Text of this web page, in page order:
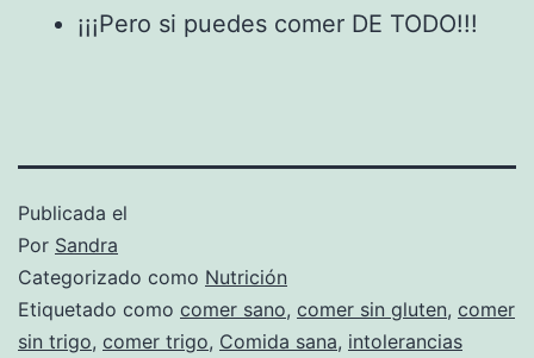
¡¡¡Pero si puedes comer DE TODO!!!
Publicada el
Por Sandra
Categorizado como Nutrición
Etiquetado como comer sano, comer sin gluten, comer
sin trigo, comer trigo, Comida sana, intolerancias